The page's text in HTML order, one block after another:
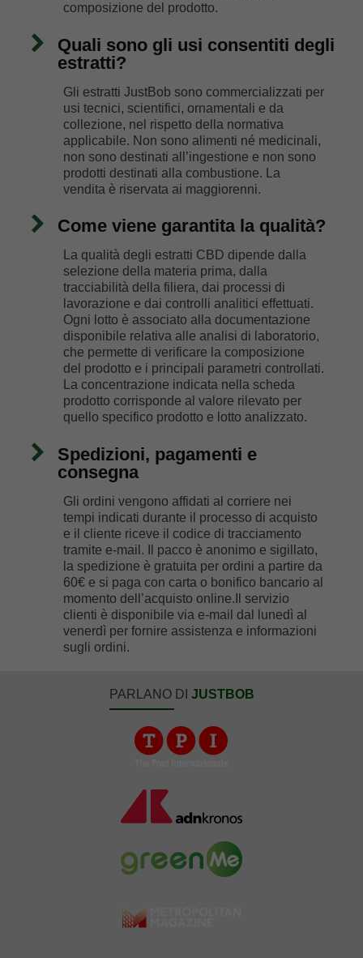
composizione del prodotto.
Quali sono gli usi consentiti degli
estratti?
Gli estratti JustBob sono commercializzati per
usi tecnici, scientifici, ornamentali e da
collezione, nel rispetto della normativa
applicabile. Non sono alimenti né medicinali,
non sono destinati all’ingestione e non sono
prodotti destinati alla combustione. La
vendita è riservata ai maggiorenni.
Come viene garantita la qualità?
La qualità degli estratti CBD dipende dalla
selezione della materia prima, dalla
tracciabilità della filiera, dai processi di
lavorazione e dai controlli analitici effettuati.
Ogni lotto è associato alla documentazione
disponibile relativa alle analisi di laboratorio,
che permette di verificare la composizione
del prodotto e i principali parametri controllati.
La concentrazione indicata nella scheda
prodotto corrisponde al valore rilevato per
quello specifico prodotto e lotto analizzato.
Spedizioni, pagamenti e
consegna
Gli ordini vengono affidati al corriere nei
tempi indicati durante il processo di acquisto
e il cliente riceve il codice di tracciamento
tramite e-mail. Il pacco è anonimo e sigillato,
la spedizione è gratuita per ordini a partire da
60€ e si paga con carta o bonifico bancario al
momento dell’acquisto online.Il servizio
clienti è disponibile via e-mail dal lunedì al
venerdì per fornire assistenza e informazioni
sugli ordini.
PARLANO DI JUSTBOB